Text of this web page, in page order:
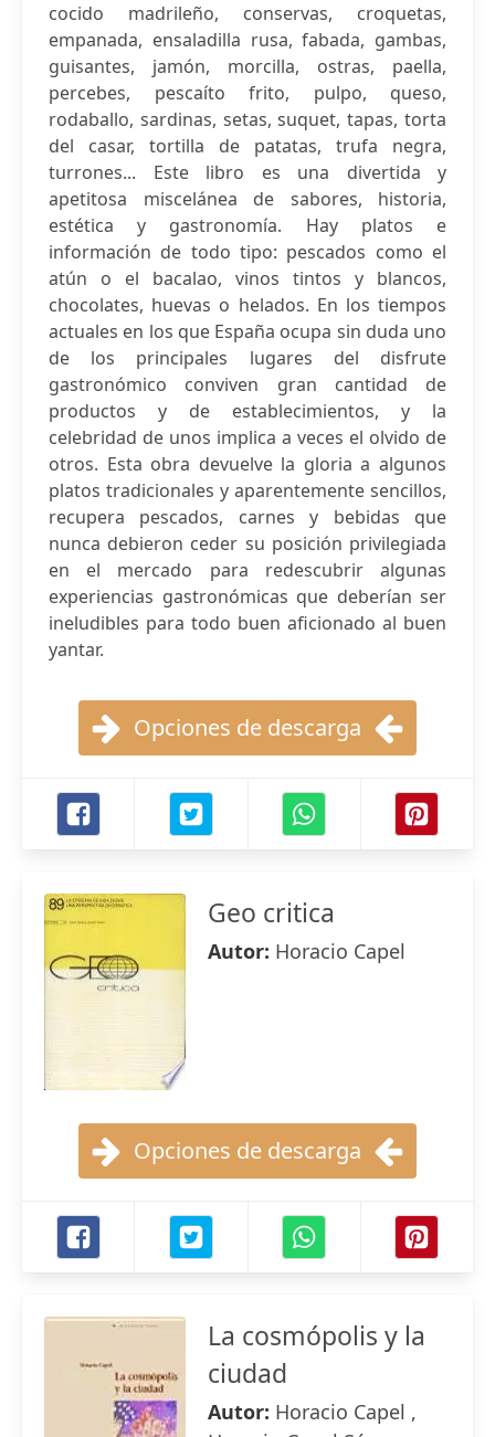
cocido madrileño, conservas, croquetas,
empanada, ensaladilla rusa, fabada, gambas,
guisantes, jamón, morcilla, ostras, paella,
percebes, pescaíto frito, pulpo, queso,
rodaballo, sardinas, setas, suquet, tapas, torta
del casar, tortilla de patatas, trufa negra,
turrones... Este libro es una divertida y
apetitosa miscelánea de sabores, historia,
estética y gastronomía. Hay platos e
información de todo tipo: pescados como el
atún o el bacalao, vinos tintos y blancos,
chocolates, huevas o helados. En los tiempos
actuales en los que España ocupa sin duda uno
de los principales lugares del disfrute
gastronómico conviven gran cantidad de
productos y de establecimientos, y la
celebridad de unos implica a veces el olvido de
otros. Esta obra devuelve la gloria a algunos
platos tradicionales y aparentemente sencillos,
recupera pescados, carnes y bebidas que
nunca debieron ceder su posición privilegiada
en el mercado para redescubrir algunas
experiencias gastronómicas que deberían ser
ineludibles para todo buen aficionado al buen
yantar.
Opciones de descarga
Geo critica
Autor: Horacio Capel
Opciones de descarga
La cosmópolis y la
ciudad
Autor: Horacio Capel ,